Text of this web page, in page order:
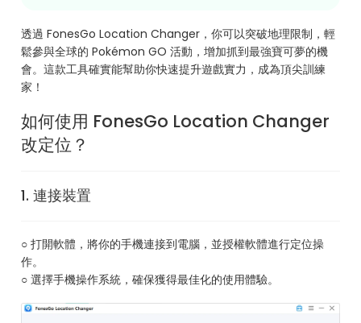
透過 FonesGo Location Changer，你可以突破地理限制，輕
鬆參與全球的 Pokémon GO 活動，增加抓到最強寶可夢的機
會。這款工具確實能幫助你快速提升遊戲實力，成為頂尖訓練
家！
如何使用 FonesGo Location Changer
改定位？
1. 連接裝置
○ 打開軟體，將你的手機連接到電腦，並授權軟體進行定位操
作。
○ 選擇手機操作系統，確保獲得最佳化的使用體驗。